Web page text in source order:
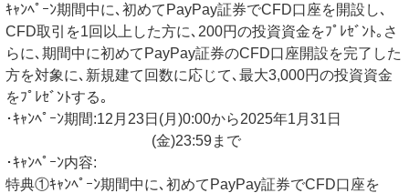
ｷｬﾝﾍﾟｰﾝ期間中に､初めてPayPay証券でCFD口座を開設し､
CFD取引を1回以上した方に､200円の投資資金をﾌﾟﾚｾﾞﾝﾄ｡さ
らに､期間中に初めてPayPay証券のCFD口座開設を完了した
方を対象に､新規建て回数に応じて､最大3,000円の投資資金
をﾌﾟﾚｾﾞﾝﾄする｡
･ｷｬﾝﾍﾟｰﾝ期間:12月23日(月)0:00から2025年1月31日
(金)23:59まで
･ｷｬﾝﾍﾟｰﾝ内容:
特典①ｷｬﾝﾍﾟｰﾝ期間中に､初めてPayPay証券でCFD口座を